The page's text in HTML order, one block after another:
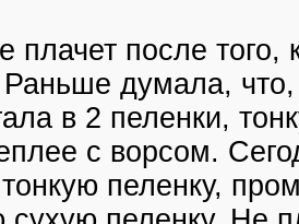
плачет после того,
Раньше думала,
в 2 пеленки,
с ворсом.
пеленку,